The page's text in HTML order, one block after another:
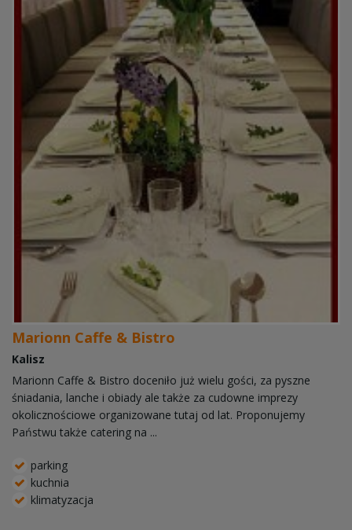
Marionn Caffe & Bistro
Kalisz
Marionn Caffe & Bistro doceniło już wielu gości, za pyszne
śniadania, lanche i obiady ale także za cudowne imprezy
okolicznościowe organizowane tutaj od lat. Proponujemy
Państwu także catering na ...
parking
kuchnia
klimatyzacja